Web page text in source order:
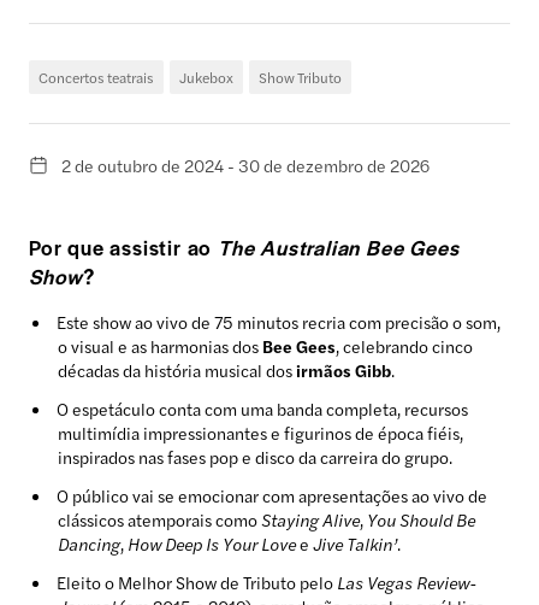
Concertos teatrais Jukebox Show Tributo
2 de outubro de 2024 - 30 de dezembro de 2026
Por que assistir ao The Australian Bee Gees
Show?
Este show ao vivo de 75 minutos recria com precisão o som,
o visual e as harmonias dos Bee Gees, celebrando cinco
décadas da história musical dosirmãos Gibb.
O espetáculo conta com uma banda completa, recursos
multimídia impressionantes e figurinos de época fiéis,
inspirados nas fases pop e disco da carreira do grupo.
O público vai se emocionar com apresentações ao vivo de
clássicos atemporais comoStaying Alive, You Should Be
Dancing, How Deep Is Your Lovee Jive Talkin’.
Eleito o Melhor Show de Tributo pelo Las Vegas Review-